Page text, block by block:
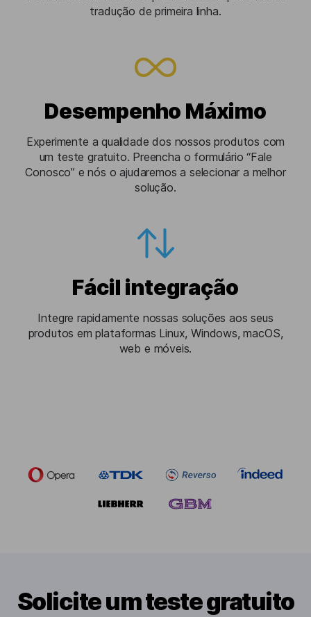
tradução de primeira linha.
Desempenho Máximo
Experimente a qualidade dos nossos produtos com
um teste gratuito. Preencha o formulário “Fale
Conosco” e nós o ajudaremos a selecionar a melhor
solução.
Fácil integração
Integre rapidamente nossas soluções aos seus
produtos em plataformas Linux, Windows, macOS,
web e móveis.
Solicite um teste gratuito